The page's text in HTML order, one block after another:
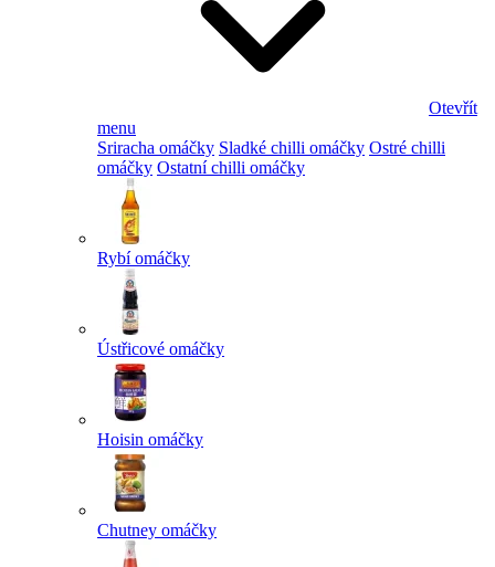
Otevřít
menu
Sriracha omáčky Sladké chilli omáčky Ostré chilli
omáčky Ostatní chilli omáčky
Rybí omáčky
Ústřicové omáčky
Hoisin omáčky
Chutney omáčky